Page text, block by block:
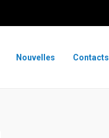
Nouvelles Contacts